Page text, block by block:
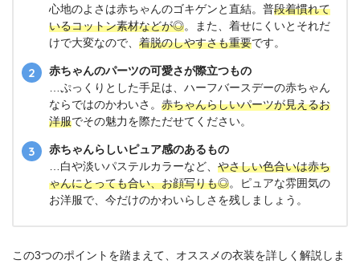
心地のよさは赤ちゃんのゴキゲンと直結。普段着慣れて
いるコットン素材などが◎。また、着せにくいとそれだ
けで大変なので、 着脱のしやすさも重要です。
赤ちゃんのパーツの可愛さが際立つもの
…ぷっくりとした手足は、ハーフバースデーの赤ちゃん
ならではのかわいさ。 赤ちゃんらしいパーツが見えるお
洋服でその魅力を際ただせてください。
赤ちゃんらしいピュア感のあるもの
…白や淡いパステルカラーなど、 やさしい色合いは赤ち
ゃんにとっても合い、お顔写りも◎。ピュアな雰囲気の
お洋服で、今だけのかわいらしさを残しましょう。
この3つのポイントを踏まえて、オススメの衣装を詳しく解説しま